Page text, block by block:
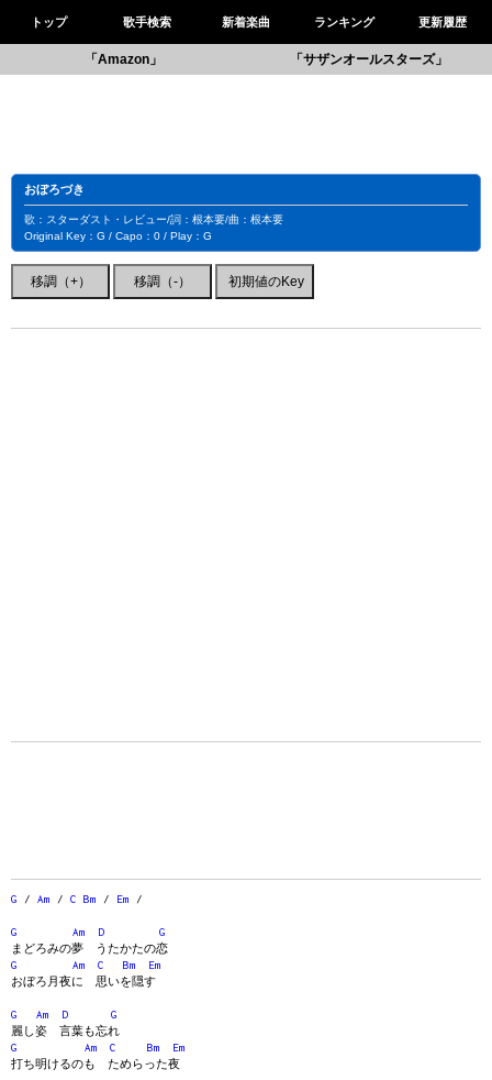
トップ 歌手検索 新着楽曲 ランキング 更新履歴
「Amazon」 「サザンオールスターズ」
おぼろづき
歌：スターダスト・レビュー/詞：根本要/曲：根本要
Original Key：G / Capo：0 / Play：G
G / Am / C Bm / Em /
G Am D
G
まどろみの夢 うたかたの恋
G
Am C Bm
Em
おぼろ月夜に 思いを隠す
G Am D
G
麗し姿 言葉も忘れ
G
Am C Bm
Em
打ち明けるのも ためらった夜